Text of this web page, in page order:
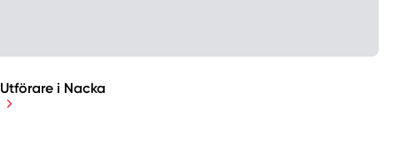
Utförare i Nacka